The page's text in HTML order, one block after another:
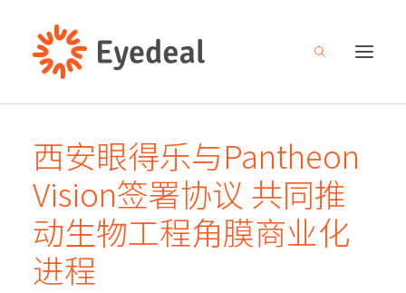
关于我们
产品管线
研发创新
新闻中心
西安眼得乐与Pantheon
Vision签署协议 共同推
动生物工程角膜商业化
进程